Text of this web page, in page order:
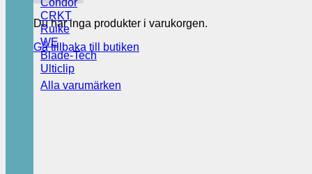
Du har inga produkter i varukorgen.
Gå tillbaka till butiken
CRKT
Ruike
WE
Blade-Tech
Ulticlip
Alla varumärken